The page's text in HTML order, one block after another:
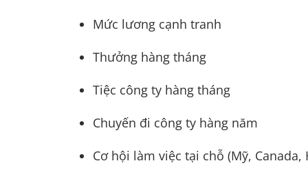
Mức lương cạnh tranh
Thưởng hàng tháng
Tiệc công ty hàng tháng
Chuyến đi công ty hàng năm
Cơ hội làm việc tại chỗ (Mỹ,